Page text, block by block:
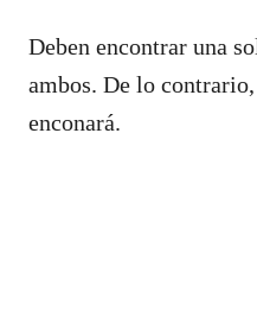
Deben encontrar una
ambos. De lo
enconará.